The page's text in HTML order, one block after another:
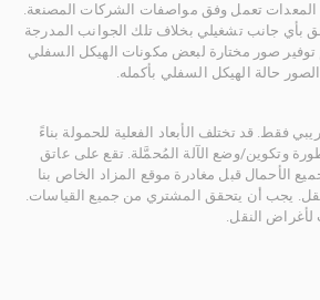
المعدات تعمل وفق مواصفات الشركات المصنعة.
بأي جانب تشغيلي بخلاف تلك الجوانب المدرجة
صور مختارة لبعض مكونات الهيكل السفلي
حالة الهيكل السفلي بأكمله.
فقط. قد تختلف الأبعاد الفعلية للحمولة بناءً
وتكوين/وضع الآلة المُحمَّلة. تقع على عاتق
الأحمال قبل مغادرة موقع المزاد الخاص بنا
يجب أن يتحقق المشتري من جميع القياسات.
لأغراض النقل.